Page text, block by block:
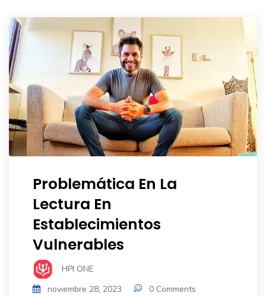
Problemática En La
Lectura En
Establecimientos
Vulnerables
HPI ONE
noviembre 28, 2023
0 Comments